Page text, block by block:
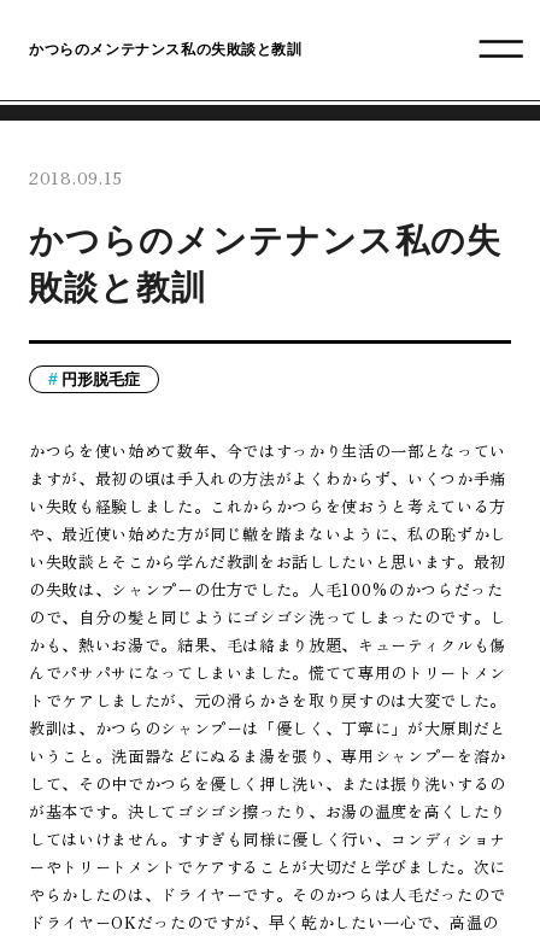
かつらのメンテナンス私の失敗談と教訓
2018.09.15
かつらのメンテナンス私の失
敗談と教訓
円形脱毛症
かつらを使い始めて数年、今ではすっかり生活の一部となってい
ますが、最初の頃は手入れの方法がよくわからず、いくつか手痛
い失敗も経験しました。これからかつらを使おうと考えている方
や、最近使い始めた方が同じ轍を踏まないように、私の恥ずかし
い失敗談とそこから学んだ教訓をお話ししたいと思います。最初
の失敗は、シャンプーの仕方でした。人毛100%のかつらだった
ので、自分の髪と同じようにゴシゴシ洗ってしまったのです。し
かも、熱いお湯で。結果、毛は絡まり放題、キューティクルも傷
んでパサパサになってしまいました。慌てて専用のトリートメン
トでケアしましたが、元の滑らかさを取り戻すのは大変でした。
教訓は、かつらのシャンプーは「優しく、丁寧に」が大原則だと
いうこと。洗面器などにぬるま湯を張り、専用シャンプーを溶か
して、その中でかつらを優しく押し洗い、または振り洗いするの
が基本です。決してゴシゴシ擦ったり、お湯の温度を高くしたり
してはいけません。すすぎも同様に優しく行い、コンディショナ
ーやトリートメントでケアすることが大切だと学びました。次に
やらかしたのは、ドライヤーです。そのかつらは人毛だったので
ドライヤーOKだったのですが、早く乾かしたい一心で、高温の